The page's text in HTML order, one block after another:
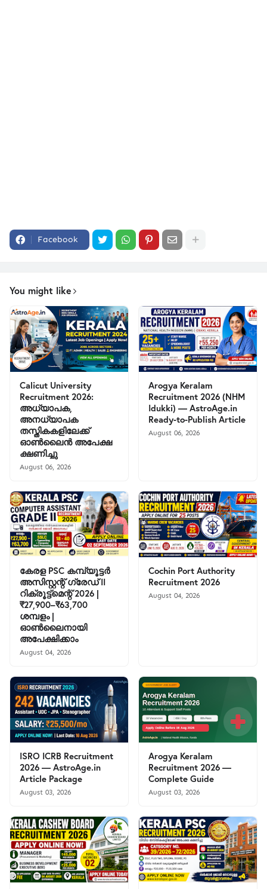
Facebook
You might like
Calicut University
Recruitment 2026:
അധ്യാപക,
അനധ്യാപക
തസ്തികകളിലേക്ക്
ഓൺലൈൻ അപേക്ഷ
ക്ഷണിച്ചു
August 06, 2026
Arogya Keralam
Recruitment 2026 (NHM
Idukki) — AstroAge.in
Ready-to-Publish Article
August 06, 2026
കേരള PSC കമ്പ്യൂട്ടർ
അസിസ്റ്റന്റ് ഗ്രേഡ് II
റിക്രൂട്ട്മെന്റ് 2026 |
₹27,900–₹63,700
ശമ്പളം |
ഓൺലൈനായി
അപേക്ഷിക്കാം
August 04, 2026
Cochin Port Authority
Recruitment 2026
August 04, 2026
ISRO ICRB Recruitment
2026 — AstroAge.in
Article Package
August 03, 2026
Arogya Keralam
Recruitment 2026 —
Complete Guide
August 03, 2026